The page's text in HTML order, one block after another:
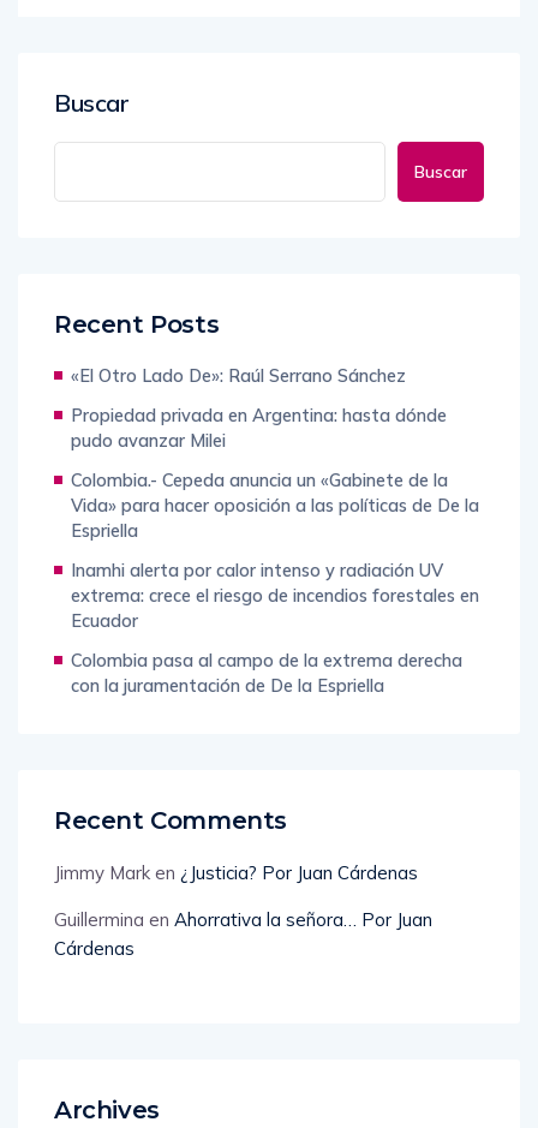
Buscar
Buscar
Recent Posts
«El Otro Lado De»: Raúl Serrano Sánchez
Propiedad privada en Argentina: hasta dónde
pudo avanzar Milei
Colombia.- Cepeda anuncia un «Gabinete de la
Vida» para hacer oposición a las políticas de De la
Espriella
Inamhi alerta por calor intenso y radiación UV
extrema: crece el riesgo de incendios forestales en
Ecuador
Colombia pasa al campo de la extrema derecha
con la juramentación de De la Espriella
Recent Comments
Jimmy Mark en ¿Justicia? Por Juan Cárdenas
Guillermina en Ahorrativa la señora… Por Juan
Cárdenas
Archives